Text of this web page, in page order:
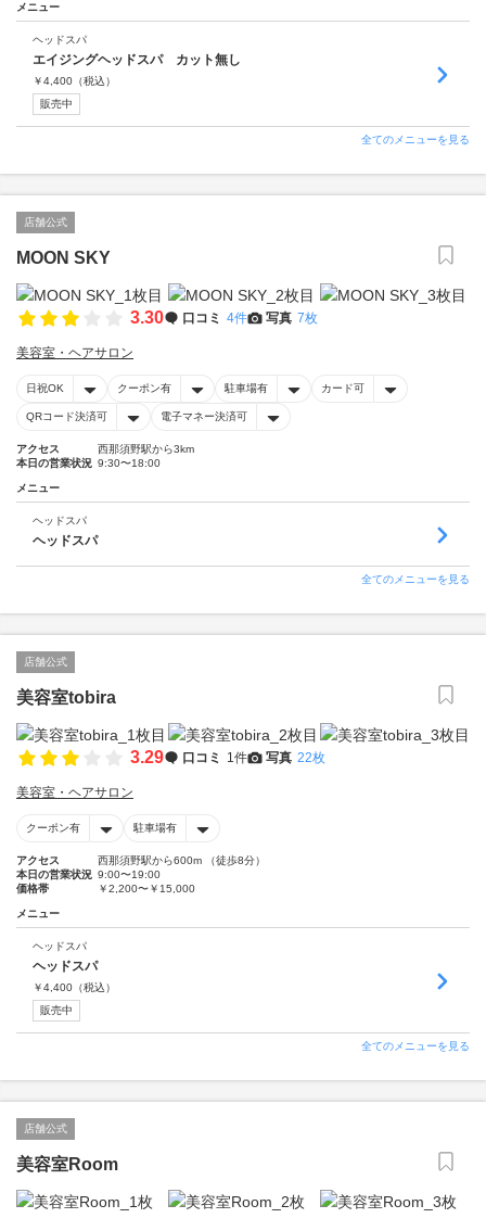
メニュー
ヘッドスパ
エイジングヘッドスパ カット無し
￥4,400 （税込）
販売中
全てのメニューを見る
店舗公式
MOON SKY
3.30 口コミ 4件 写真 7枚
美容室・ヘアサロン
日祝OK クーポン有 駐車場有 カード可
QRコード決済可 電子マネー決済可
アクセス
西那須野駅から3km
本日の営業状況 9:30〜18:00
メニュー
ヘッドスパ
ヘッドスパ
全てのメニューを見る
店舗公式
美容室tobira
3.29 口コミ 1件 写真 22枚
美容室・ヘアサロン
クーポン有 駐車場有
アクセス
西那須野駅から600m （徒歩8分）
本日の営業状況 9:00〜19:00
価格帯
￥2,200〜￥15,000
メニュー
ヘッドスパ
ヘッドスパ
￥4,400 （税込）
販売中
全てのメニューを見る
店舗公式
美容室Room